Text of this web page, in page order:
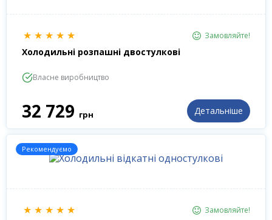
★ ★ ★ ★ ★ Замовляйте!
Холодильні розпашні двостулкові
Власне виробництво
32 729 грн Детальніше
Рекомендуємо
★ ★ ★ ★ ★ Замовляйте!